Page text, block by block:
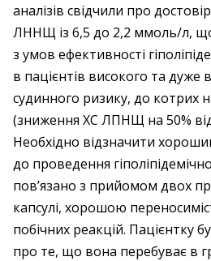
аналізів свідчили про
ЛННЩ із 6,5 до 2,2 ммоль/л, що
з умов ефективності
в пацієнтів ­високого та
судинного ризику, до кот­рих
(зниження ХС ЛПНЩ на 50%
Необхідно відзначити
до проведення
пов’язано з прийомом двох
капсулі, хорошою
побічних реакцій. Пацієнтку
про те, що вона перебуває в